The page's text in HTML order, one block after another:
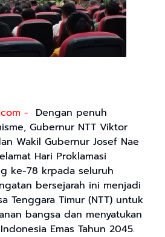
- Dengan penuh
Gubernur NTT Viktor
Wakil Gubernur Josef Nae
Hari Proklamasi
ke-78 krpada seluruh
bersejarah ini menjadi
Tenggara Timur (NTT) untuk
bangsa dan menyatukan
Emas Tahun 2045.